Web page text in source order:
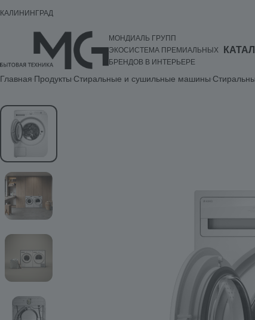
КАЛИНИНГРАД
МОНДИАЛЬ ГРУПП
ЭКОСИСТЕМА ПРЕМИАЛЬНЫХ
БРЕНДОВ В ИНТЕРЬЕРЕ
Главная Продукты Стиральные и сушильные машины